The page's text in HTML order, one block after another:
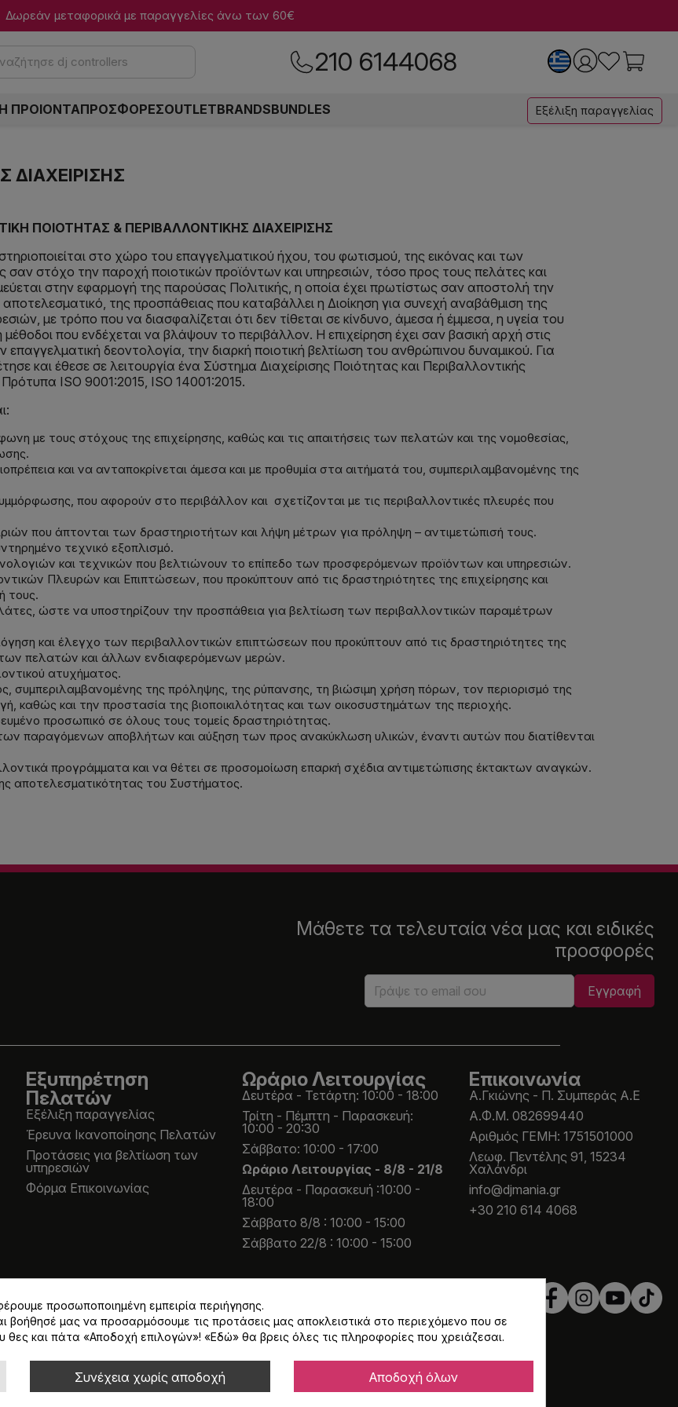
Δωρεάν μεταφορικά με παραγγελίες άνω των 60€
dj controllers 210 6144068
ΠΡΟΙΟΝΤΑΠΡΟΣΦΟΡΕΣOUTLETBRANDSBUNDLES Εξέλιξη παραγγελίας
ΔΙΑΧΕΙΡΙΣΗΣ
ΠΟΙΟΤΗΤΑΣ & ΠΕΡΙΒΑΛΛΟΝΤΙΚΗΣ ΔΙΑΧΕΙΡΙΣΗΣ
στο χώρο του επαγγελματικού ήχου, του φωτισμού, της εικόνας και των
στόχο την παροχή ποιοτικών προϊόντων και υπηρεσιών, τόσο προς τους πελάτες και
στην εφαρμογή της παρούσας Πολιτικής, η οποία έχει πρωτίστως σαν αποστολή την
της προσπάθειας που καταβάλλει η Διοίκηση για συνεχή αναβάθμιση της
με τρόπο που να διασφαλίζεται ότι δεν τίθεται σε κίνδυνο, άμεσα ή έμμεσα, η υγεία του
που ενδέχεται να βλάψουν το περιβάλλον. Η επιχείρηση έχει σαν βασική αρχή στις
δεοντολογία, την διαρκή ποιοτική βελτίωση του ανθρώπινου δυναμικού. Για
και έθεσε σε λειτουργία ένα Σύστημα Διαχείρισης Ποιότητας και Περιβαλλοντικής
Πρότυπα ISO 9001:2015, ISO 14001:2015.
με τους στόχους της επιχείρησης, καθώς και τις απαιτήσεις των πελατών και της νομοθεσίας,
και να ανταποκρίνεται άμεσα και με προθυμία στα αιτήματά του, συμπεριλαμβανομένης της
που αφορούν στο περιβάλλον και σχετίζονται με τις περιβαλλοντικές πλευρές που
που άπτονται των δραστηριοτήτων και λήψη μέτρων για πρόληψη – αντιμετώπισή τους.
τεχνικό εξοπλισμό.
και τεχνικών που βελτιώνουν το επίπεδο των προσφερόμενων προϊόντων και υπηρεσιών.
Πλευρών και Επιπτώσεων, που προκύπτουν από τις δραστηριότητες της επιχείρησης και
τους.
ώστε να υποστηρίζουν την προσπάθεια για βελτίωση των περιβαλλοντικών παραμέτρων
και έλεγχο των περιβαλλοντικών επιπτώσεων που προκύπτουν από τις δραστηριότητες της
πελατών και άλλων ενδιαφερόμενων μερών.
ατυχήματος.
συμπεριλαμβανομένης της πρόληψης, της ρύπανσης, τη βιώσιμη χρήση πόρων, τον περιορισμό της
καθώς και την προστασία της βιοποικιλότητας και των οικοσυστημάτων της περιοχής.
προσωπικό σε όλους τους τομείς δραστηριότητας.
των παραγόμενων αποβλήτων και αύξηση των προς ανακύκλωση υλικών, έναντι αυτών που διατίθενται
προγράμματα και να θέτει σε προσομοίωση επαρκή σχέδια αντιμετώπισης έκτακτων αναγκών.
αποτελεσματικότητας του Συστήματος.
Μάθετε τα τελευταία νέα μας και ειδικές
προσφορές
Εξυπηρέτηση
Πελατών
Εξέλιξη παραγγελίας
Έρευνα Ικανοποίησης Πελατών
Προτάσεις για βελτίωση των
υπηρεσιών
Φόρμα Επικοινωνίας
Ωράριο Λειτουργίας
Δευτέρα - Τετάρτη: 10:00 - 18:00
Τρίτη - Πέμπτη - Παρασκευή:
10:00 - 20:30
Σάββατο: 10:00 - 17:00
Ωράριο Λειτουργίας - 8/8 - 21/8
Δευτέρα - Παρασκευή :10:00 -
18:00
Σάββατο 8/8 : 10:00 - 15:00
Σάββατο 22/8 : 10:00 - 15:00
Επικοινωνία
Α.Γκιώνης - Π. Συμπεράς Α.Ε
Α.Φ.Μ. 082699440
Aριθμός ΓΕΜΗ: 1751501000
Λεωφ. Πεντέλης 91, 15234
Χαλάνδρι
info@djmania.gr
+30 210 614 4068
και αν αναγράφεται διαφορετικά.
Κατασκευή eshop
προσωποποιημένη εμπειρία περιήγησης.
βοήθησέ μας να προσαρμόσουμε τις προτάσεις μας αποκλειστικά στο περιεχόμενο που σε
θες και πάτα «Αποδοχή επιλογών»! «Εδώ» θα βρεις όλες τις πληροφορίες που χρειάζεσαι.
Αποδοχή όλων
Συνέχεια χωρίς αποδοχή